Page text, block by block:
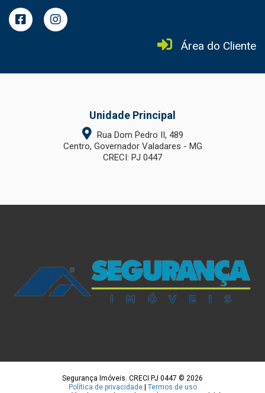
Área do Cliente
Unidade Principal
Rua Dom Pedro II, 489
Centro, Governador Valadares - MG
CRECI: PJ 0447
Segurança Imóveis. CRECI PJ 0447 © 2026
Política de privacidade| Termos de uso